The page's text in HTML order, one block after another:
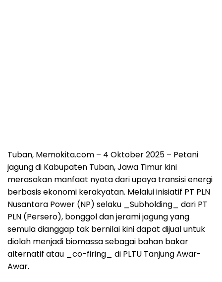
Tuban, Memokita.com – 4 Oktober 2025 – Petani
jagung di Kabupaten Tuban, Jawa Timur kini
merasakan manfaat nyata dari upaya transisi energi
berbasis ekonomi kerakyatan. Melalui inisiatif PT PLN
Nusantara Power (NP) selaku _Subholding_ dari PT
PLN (Persero), bonggol dan jerami jagung yang
semula dianggap tak bernilai kini dapat dijual untuk
diolah menjadi biomassa sebagai bahan bakar
alternatif atau _co-firing_ di PLTU Tanjung Awar-
Awar.